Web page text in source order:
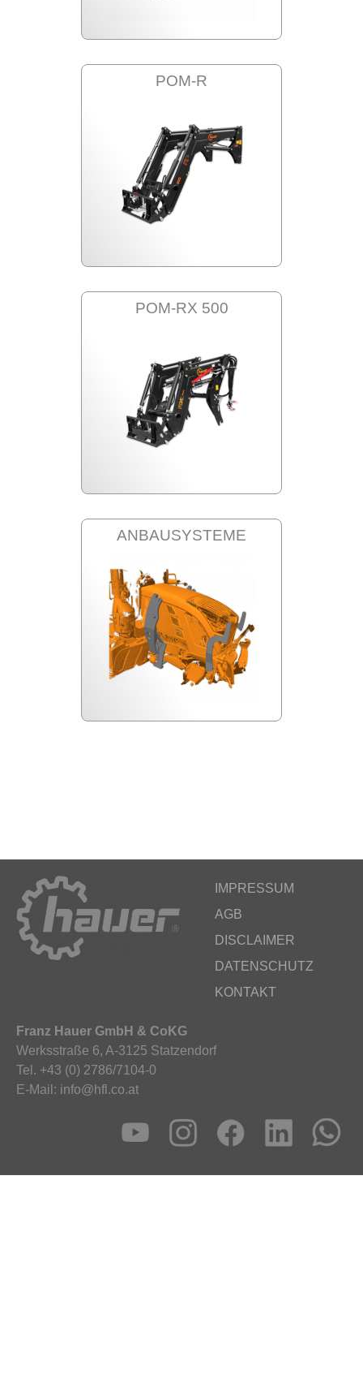
POM-R
POM-RX 500
ANBAUSYSTEME
IMPRESSUM
AGB
DISCLAIMER
DATENSCHUTZ
KONTAKT
Franz Hauer GmbH & CoKG
Werksstraße 6, A-3125 Statzendorf
Tel. +43 (0) 2786/7104-0
E-Mail: info@hfl.co.at